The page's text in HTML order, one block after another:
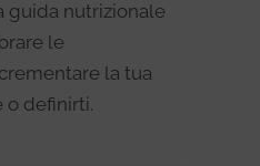
guida nutrizionale
le
la tua
o definirti.